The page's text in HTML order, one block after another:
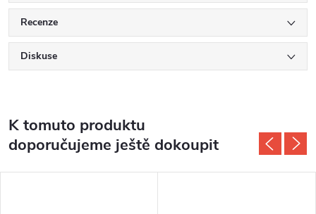
Recenze
Diskuse
K tomuto produktu
doporučujeme ještě dokoupit